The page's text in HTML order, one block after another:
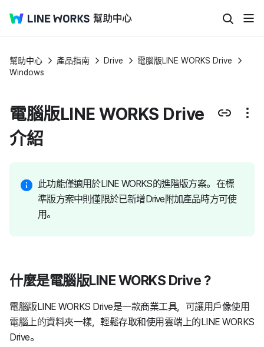
幫助中心 產品指南 Drive
電腦版LINE WORKS Drive
Windows
電腦版LINE WORKS Drive
介紹
此功能僅適用於LINE WORKS的進階版方案。 在標
準版方案中則僅限於已新增Drive附加產品時方可使
用。
什麼是電腦版LINE WORKS Drive？
電腦版LINE WORKS Drive是一款商業工具，可讓用戶像使用
電腦上的資料夾一樣，輕鬆存取和使用雲端上的LINE WORKS
Drive。